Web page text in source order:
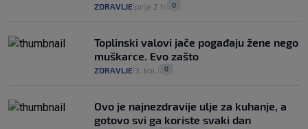
ZDRAVLJE prije 2 h 0
Toplinski valovi jače pogađaju žene nego
muškarce. Evo zašto
ZDRAVLJE 3. kol. 0
Ovo je najnezdravije ulje za kuhanje, a
gotovo svi ga koriste svaki dan